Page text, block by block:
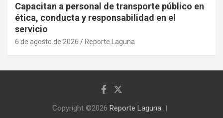
Capacitan a personal de transporte público en
ética, conducta y responsabilidad en el
servicio
6 de agosto de 2026 Reporte Laguna
Copyright ©2026 Reporte Laguna